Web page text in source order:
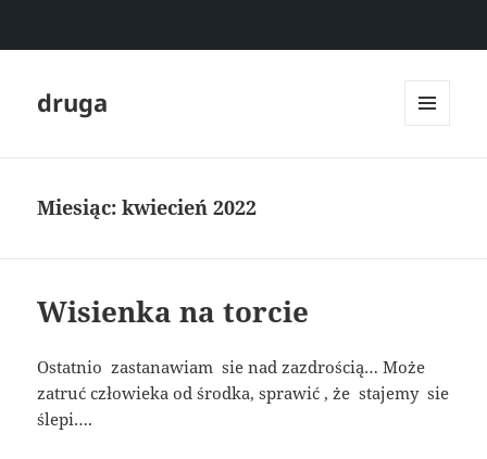
druga
Miesiąc:kwiecień 2022
Wisienka na torcie
Ostatnio zastanawiam sie nad zazdrością… Może
zatruć człowieka od środka, sprawić , że stajemy sie
ślepi….